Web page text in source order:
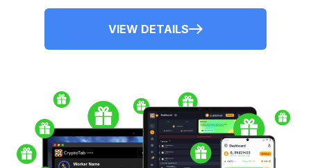
VIEW DETAILS